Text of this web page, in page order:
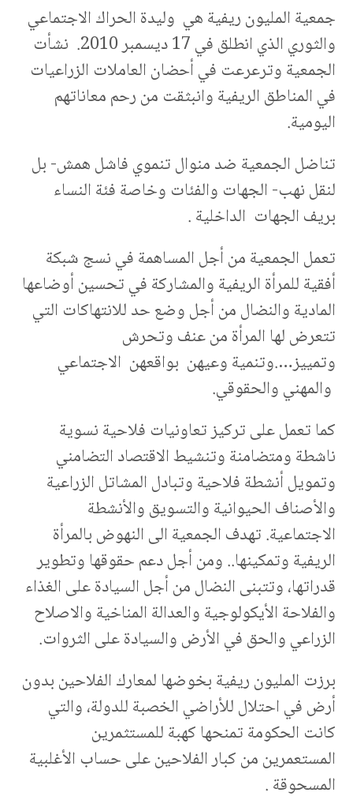
جمعية المليون ريفية هي وليدة الحراك الاجتماعي
والثوري الذي انطلق في 17 ديسمبر 2010. نشأت
الجمعية وترعرعت في أحضان العاملات الزراعيات
في المناطق الريفية وانبثقت من رحم معاناتهم
اليومية.
تناضل الجمعية ضد منوال تنموي فاشل همش- بل
لنقل نهب- الجهات والفئات وخاصة فئة النساء
بريف الجهات الداخلية .
تعمل الجمعية من أجل المساهمة في نسج شبكة
أفقية للمرأة الريفية والمشاركة في تحسين أوضاعها
المادية والنضال من أجل وضع حد للانتهاكات التي
تتعرض لها المرأة من عنف وتحرش
وتمييز….وتنمية وعيهن بواقعهن الاجتماعي
والمهني والحقوقي.
كما تعمل على تركيز تعاونيات فلاحية نسوية
ناشطة ومتضامنة وتنشيط الاقتصاد التضامني
وتمويل أنشطة فلاحية وتبادل المشاتل الزراعية
والأصناف الحيوانية والتسويق والأنشطة
الاجتماعية. تهدف الجمعية الى النهوض بالمرأة
الريفية وتمكينها.. ومن أجل دعم حقوقها وتطوير
قدراتها، وتتبنى النضال من أجل السيادة على الغذاء
والفلاحة الأيكولوجية والعدالة المناخية والاصلاح
الزراعي والحق في الأرض والسيادة على الثروات.
برزت المليون ريفية بخوضها لمعارك الفلاحين بدون
أرض في احتلال للأراضي الخصبة للدولة، والتي
كانت الحكومة تمنحها كهبة للمستثمرين
المستعمرين من كبار الفلاحين على حساب الأغلبية
المسحوقة .